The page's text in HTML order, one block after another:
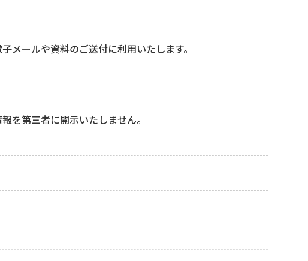
メールや資料のご送付に利用いたします。
を第三者に開示いたしません。